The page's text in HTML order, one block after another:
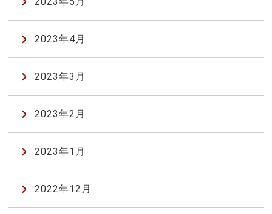
2023年4月
2023年3月
2023年2月
2023年1月
2022年12月